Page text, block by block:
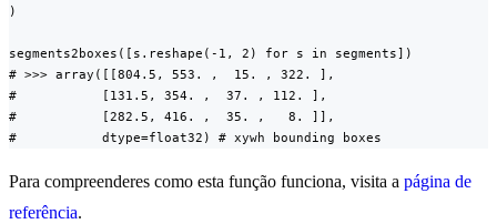
)
segments2boxes([s.reshape(-1, 2) for s in segments])
# >>> array([[804.5, 553. ,  15. , 322. ],
#           [131.5, 354. ,  37. , 112. ],
#           [282.5, 416. ,  35. ,   8. ]],
#           dtype=float32) # xywh bounding boxes
Para compreenderes como esta função funciona, visita a página de
referência.